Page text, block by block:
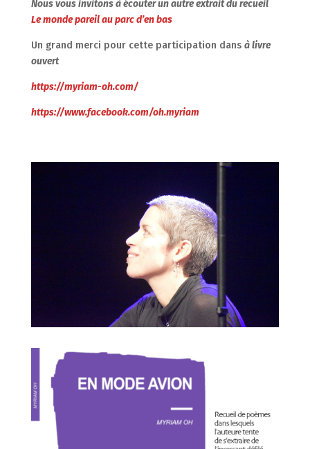
Nous vous invitons à écouter un autre extrait du recueil
Le monde pareil au parc d’en bas
Un grand merci pour cette participation dans à livre
ouvert
https://myriam-oh.com/
https://www.facebook.com/oh.myriam